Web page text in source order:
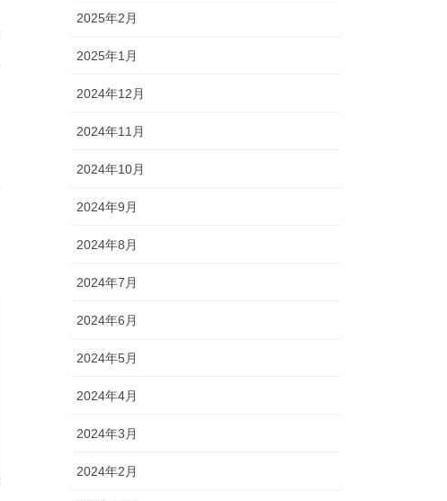
2025年2月
2025年1月
2024年12月
2024年11月
2024年10月
2024年9月
2024年8月
2024年7月
2024年6月
2024年5月
2024年4月
2024年3月
2024年2月